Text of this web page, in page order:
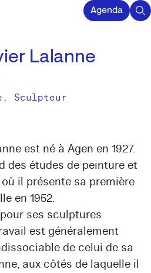
Agenda
Lalanne
Sculpteur
est né à Agen en 1927.
des études de peinture et
il présente sa première
en 1952.
ses sculptures
est généralement
de celui de sa
aux côtés de laquelle il